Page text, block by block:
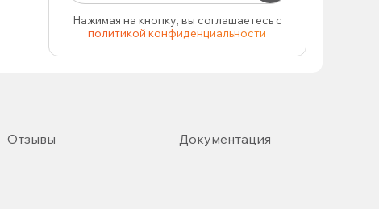
Нажимая на кнопку, вы соглашаетесь с
политикой конфиденциальности
Отзывы Документация